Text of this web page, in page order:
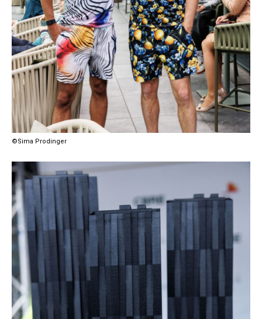
©Sima Prodinger